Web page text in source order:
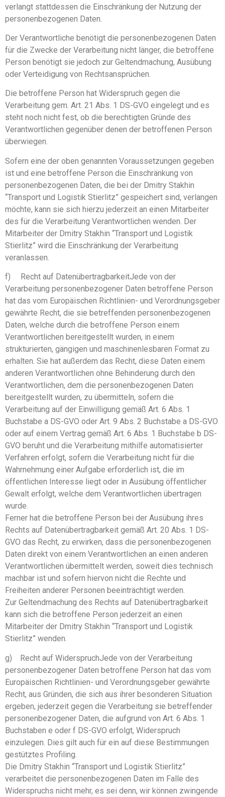
verlangt stattdessen die Einschränkung der Nutzung der
personenbezogenen Daten.
Der Verantwortliche benötigt die personenbezogenen Daten
für die Zwecke der Verarbeitung nicht länger, die betroffene
Person benötigt sie jedoch zur Geltendmachung, Ausübung
oder Verteidigung von Rechtsansprüchen.
Die betroffene Person hat Widerspruch gegen die
Verarbeitung gem. Art. 21 Abs. 1 DS-GVO eingelegt und es
steht noch nicht fest, ob die berechtigten Gründe des
Verantwortlichen gegenüber denen der betroffenen Person
überwiegen.
Sofern eine der oben genannten Voraussetzungen gegeben
ist und eine betroffene Person die Einschränkung von
personenbezogenen Daten, die bei der Dmitry Stakhin
“Transport und Logistik Stierlitz” gespeichert sind, verlangen
möchte, kann sie sich hierzu jederzeit an einen Mitarbeiter
des für die Verarbeitung Verantwortlichen wenden. Der
Mitarbeiter der Dmitry Stakhin “Transport und Logistik
Stierlitz” wird die Einschränkung der Verarbeitung
veranlassen.
f) Recht auf DatenübertragbarkeitJede von der
Verarbeitung personenbezogener Daten betroffene Person
hat das vom Europäischen Richtlinien- und Verordnungsgeber
gewährte Recht, die sie betreffenden personenbezogenen
Daten, welche durch die betroffene Person einem
Verantwortlichen bereitgestellt wurden, in einem
strukturierten, gängigen und maschinenlesbaren Format zu
erhalten. Sie hat außerdem das Recht, diese Daten einem
anderen Verantwortlichen ohne Behinderung durch den
Verantwortlichen, dem die personenbezogenen Daten
bereitgestellt wurden, zu übermitteln, sofern die
Verarbeitung auf der Einwilligung gemäß Art. 6 Abs. 1
Buchstabe a DS-GVO oder Art. 9 Abs. 2 Buchstabe a DS-GVO
oder auf einem Vertrag gemäß Art. 6 Abs. 1 Buchstabe b DS-
GVO beruht und die Verarbeitung mithilfe automatisierter
Verfahren erfolgt, sofern die Verarbeitung nicht für die
Wahrnehmung einer Aufgabe erforderlich ist, die im
öffentlichen Interesse liegt oder in Ausübung öffentlicher
Gewalt erfolgt, welche dem Verantwortlichen übertragen
wurde.
Ferner hat die betroffene Person bei der Ausübung ihres
Rechts auf Datenübertragbarkeit gemäß Art. 20 Abs. 1 DS-
GVO das Recht, zu erwirken, dass die personenbezogenen
Daten direkt von einem Verantwortlichen an einen anderen
Verantwortlichen übermittelt werden, soweit dies technisch
machbar ist und sofern hiervon nicht die Rechte und
Freiheiten anderer Personen beeinträchtigt werden.
Zur Geltendmachung des Rechts auf Datenübertragbarkeit
kann sich die betroffene Person jederzeit an einen
Mitarbeiter der Dmitry Stakhin “Transport und Logistik
Stierlitz” wenden.
g) Recht auf WiderspruchJede von der Verarbeitung
personenbezogener Daten betroffene Person hat das vom
Europäischen Richtlinien- und Verordnungsgeber gewährte
Recht, aus Gründen, die sich aus ihrer besonderen Situation
ergeben, jederzeit gegen die Verarbeitung sie betreffender
personenbezogener Daten, die aufgrund von Art. 6 Abs. 1
Buchstaben e oder f DS-GVO erfolgt, Widerspruch
einzulegen. Dies gilt auch für ein auf diese Bestimmungen
gestütztes Profiling.
Die Dmitry Stakhin “Transport und Logistik Stierlitz”
verarbeitet die personenbezogenen Daten im Falle des
Widerspruchs nicht mehr, es sei denn, wir können zwingende